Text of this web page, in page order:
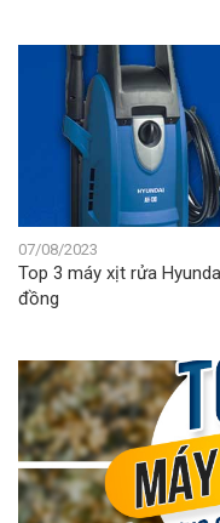
07/08/2023
Top 3 máy xịt rửa
đồng